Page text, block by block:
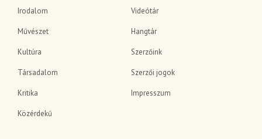
Irodalom
Művészet
Kultúra
Társadalom
Kritika
Közérdekű
Videótár
Hangtár
Szerzőink
Szerzői jogok
Impresszum